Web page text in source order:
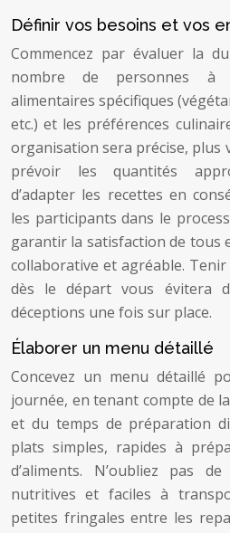
Définir vos besoins et vos
Commencez par évaluer la
nombre de personnes à
alimentaires spécifiques
etc.) et les préférences
organisation sera précise, plus
prévoir les quantités
d’adapter les recettes en
les participants dans le
garantir la satisfaction de tous
collaborative et agréable. Tenir
dès le départ vous évitera
déceptions une fois sur place.
Élaborer un menu détaillé
Concevez un menu détaillé
journée, en tenant compte de
et du temps de préparation
plats simples, rapides à
d’aliments. N’oubliez pas
nutritives et faciles à
petites fringales entre les